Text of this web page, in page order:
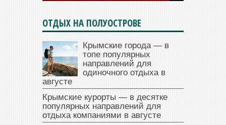
ОТДЫХ НА ПОЛУОСТРОВЕ
Крымские города — в
топе популярных
направлений для
одиночного отдыха в
августе
Крымские курорты — в десятке
популярных направлений для
отдыха компаниями в августе